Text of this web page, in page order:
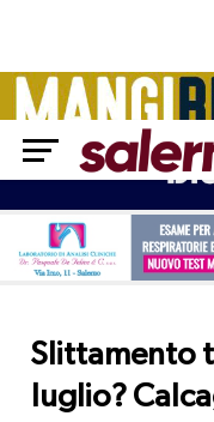
Slittamento
luglio?